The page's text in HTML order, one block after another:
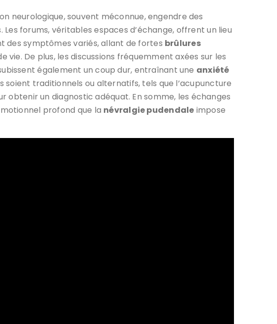
neurologique, souvent méconnue, engendre des
forums, véritables espaces d’échange, offrent un lieu
des symptômes variés, allant de fortes brûlures
De plus, les discussions fréquemment axées sur les
également un coup dur, entraînant une anxiété
soient traditionnels ou alternatifs, tels que l’acupuncture
obtenir un diagnostic adéquat. En somme, les échanges
profond que la névralgie pudendale impose